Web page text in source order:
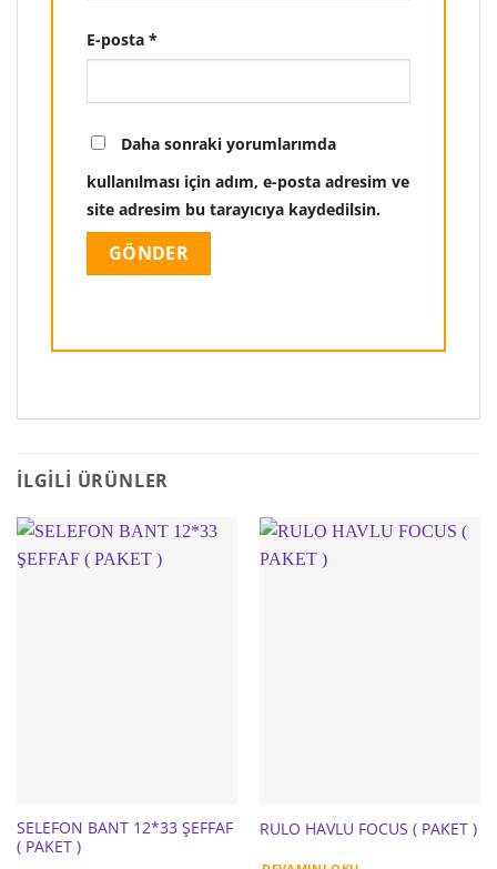
E-posta *
Daha sonraki yorumlarımda
kullanılması için adım, e-posta adresim ve
site adresim bu tarayıcıya kaydedilsin.
İLGILI ÜRÜNLER
SELEFON BANT 12*33 ŞEFFAF
( PAKET )
RULO HAVLU FOCUS ( PAKET )